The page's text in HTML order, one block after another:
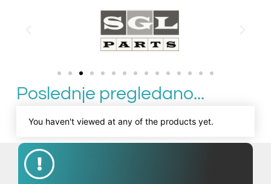
Poslednje pregledano...
You haven't viewed at any of the products yet.